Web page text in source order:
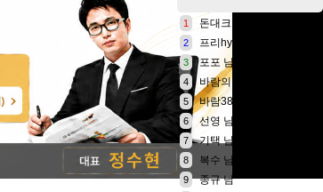
1 돈대크만 님
2 프리hyun 님
3 포포 님
4 바람의아들 님
5 바람3828 님
6 선영 님
7 기택 님
8 복수 님
9 종규 님